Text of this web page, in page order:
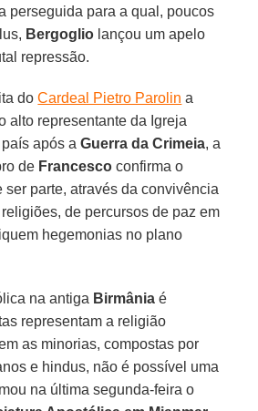
perseguida para a qual, poucos
Bergoglio lançou um apelo
repressão.
doCardeal Pietro Parolin a
alto representante da Igreja
país após aGuerra da Crimeia, a
de Francesco confirma o
ser parte, através da convivência
de percursos de paz em
hegemonias no plano
na antiga Birmânia é
representam a religião
as minorias, compostas por
e hindus, não é possível uma
na última segunda-feira o